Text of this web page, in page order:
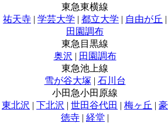
東急東横線
祐天寺 | 学芸大学 | 都立大学 | 自由が丘 |
田園調布
東急目黒線
奥沢 | 田園調布
東急池上線
雪が谷大塚 | 石川台
小田急小田原線
東北沢 | 下北沢 | 世田谷代田 | 梅ヶ丘 | 豪
徳寺 | 経堂 |